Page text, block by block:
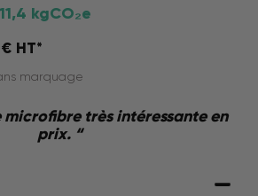
11,4 kgCO₂e
€ HT*
marquage
microfibre très intéressante en
prix. “